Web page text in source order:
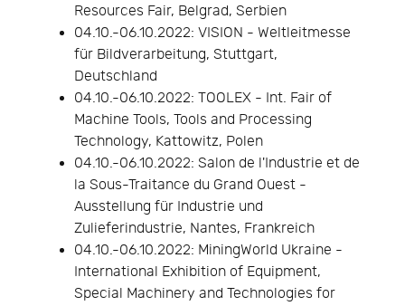
Resources Fair, Belgrad, Serbien
04.10.-06.10.2022: VISION - Weltleitmesse
für Bildverarbeitung, Stuttgart,
Deutschland
04.10.-06.10.2022: TOOLEX - Int. Fair of
Machine Tools, Tools and Processing
Technology, Kattowitz, Polen
04.10.-06.10.2022: Salon de l'Industrie et de
la Sous-Traitance du Grand Ouest -
Ausstellung für Industrie und
Zulieferindustrie, Nantes, Frankreich
04.10.-06.10.2022: MiningWorld Ukraine -
International Exhibition of Equipment,
Special Machinery and Technologies for